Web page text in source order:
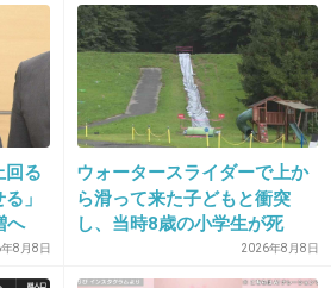
た事ない。
むまで待ってるけど、分厚
ンみたいな貼ると何かサイ
+25 -0
回る
」
へ
8月8日
ウォータースライダーで上か
ら滑って来た子どもと衝突
し、当時8歳の小学生が死
亡 イベントの引率責任者の
町職員を「減給」の懲戒処
2026年8月8日